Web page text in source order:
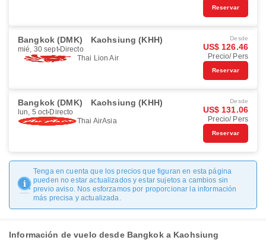
Reservar
Bangkok (DMK) Kaohsiung (KHH)
mié, 30 sept Directo
Thai Lion Air
Desde
US$ 126.46
Precio/ Pers
Reservar
Bangkok (DMK) Kaohsiung (KHH)
lun, 5 oct Directo
Thai AirAsia
Desde
US$ 131.06
Precio/ Pers
Reservar
Tenga en cuenta que los precios que figuran en esta página
pueden no estar actualizados y estar sujetos a cambios sin
previo aviso. Nos esforzamos por proporcionar la información
más precisa y actualizada.
Información de vuelo desde Bangkok a Kaohsiung